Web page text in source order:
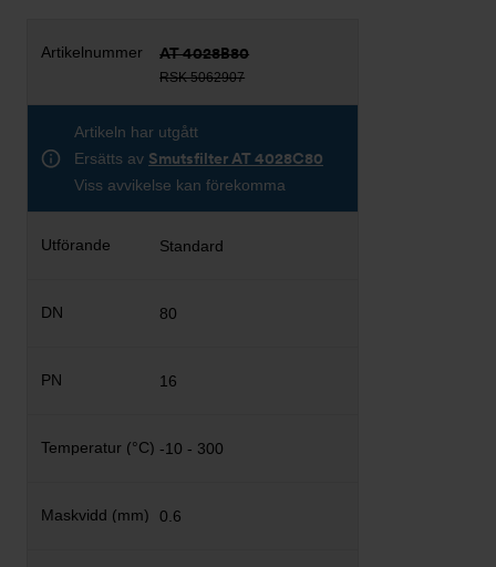
AT 4028B80
RSK 5062907
Artikeln har utgått
Ersätts av Smutsfilter AT 4028C80
Viss avvikelse kan förekomma
Standard
80
16
-10 - 300
0.6